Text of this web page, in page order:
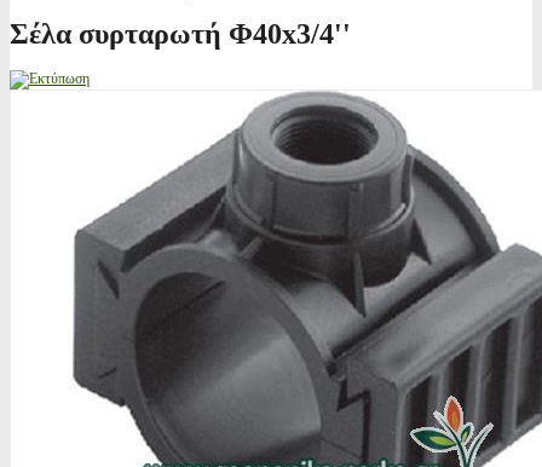
Σέλα συρταρωτή Φ40x3/4''